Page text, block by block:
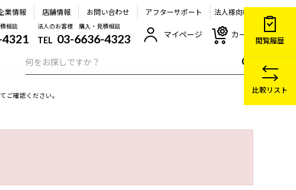
業情報 店舗情報 お問い合わせ アフターサポート 法人様向け
相談 法人のお客様 購入・見積相談
TEL 03-6636-4323 マイページ カート
ご確認ください。
閲覧履歴
比較リスト